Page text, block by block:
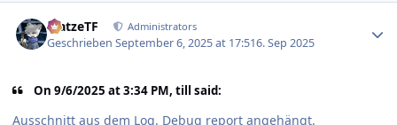
MatzeTF Administrators
GeschriebenSeptember 6, 2025 at 17:516. Sep 2025
On 9/6/2025 at 3:34 PM, till said:
Ausschnitt aus dem Log. Debug report angehängt.